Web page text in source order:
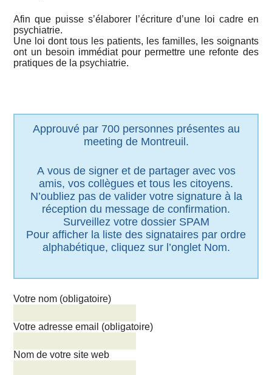
Afin que puisse s’élaborer l’écriture d’une loi cadre en
psychiatrie.
Une loi dont tous les patients, les familles, les soignants
ont un besoin immédiat pour permettre une refonte des
pratiques de la psychiatrie.
Approuvé par 700 personnes présentes au
meeting de Montreuil.
A vous de signer et de partager avec vos
amis, vos collègues et tous les citoyens.
N’oubliez pas de valider votre signature à la
réception du message de confirmation.
Surveillez votre dossier SPAM
Pour afficher la liste des signataires par ordre
alphabétique, cliquez sur l’onglet Nom.
Votre nom (obligatoire)
Votre adresse email (obligatoire)
Nom de votre site web